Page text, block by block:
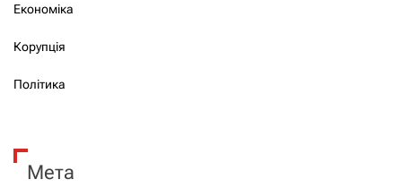
Економіка
Корупція
Політика
Мета